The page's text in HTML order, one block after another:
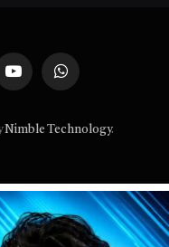
YouTubeWhatsApp
Nimble Technology.